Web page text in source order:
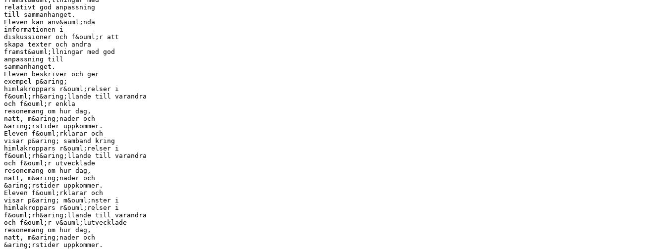
relativt god anpassning
till sammanhanget.
Eleven kan anv&auml;nda
informationen i
diskussioner och f&ouml;r att
skapa texter och andra
framst&auml;llningar med god
anpassning till
sammanhanget.
Eleven beskriver och ger
exempel p&aring;
himlakroppars r&ouml;relser i
f&ouml;rh&aring;llande till varandra
och f&ouml;r enkla
resonemang om hur dag,
natt, m&aring;nader och
&aring;rstider uppkommer.
Eleven f&ouml;rklarar och
visar p&aring; samband kring
himlakroppars r&ouml;relser i
f&ouml;rh&aring;llande till varandra
och f&ouml;r utvecklade
resonemang om hur dag,
natt, m&aring;nader och
&aring;rstider uppkommer.
Eleven f&ouml;rklarar och
visar p&aring; m&ouml;nster i
himlakroppars r&ouml;relser i
f&ouml;rh&aring;llande till varandra
och f&ouml;r v&auml;lutvecklade
resonemang om hur dag,
natt, m&aring;nader och
&aring;rstider uppkommer.